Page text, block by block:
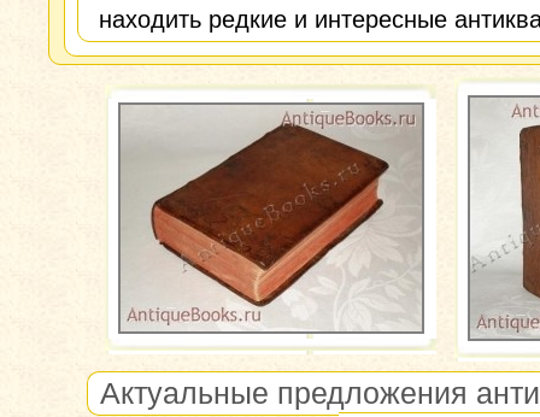
находить редкие и интересные
Актуальные предложения